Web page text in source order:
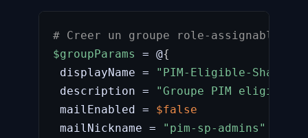
# Creer un groupe role-assignable
$groupParams
= @{
displayName =
"PIM-Eligible-
description =
"Groupe PIM eligible
mailEnabled = $false
mailNickname =
"pim-sp-admins"